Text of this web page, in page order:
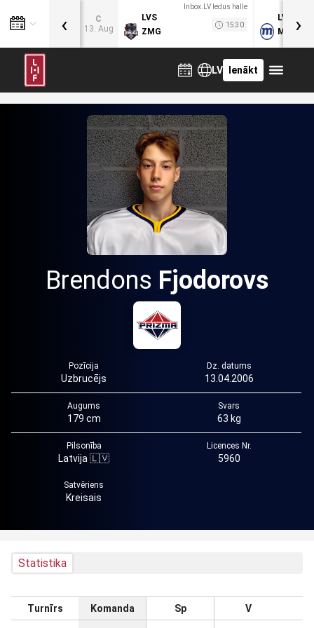
C
13. Aug
Inbox.LV ledus halle
LVS
ZMG
15:30
LVB
MOG
‹ ›
LV Ienākt
Brendons Fjodorovs
Pozīcija
Uzbrucējs
Dz. datums
13.04.2006
Augums
179 cm
Svars
63 kg
Pilsonība
Latvija 🇱🇻
Licences Nr.
5960
Satvēriens
Kreisais
Statistika
Turnīrs Komanda Sp V